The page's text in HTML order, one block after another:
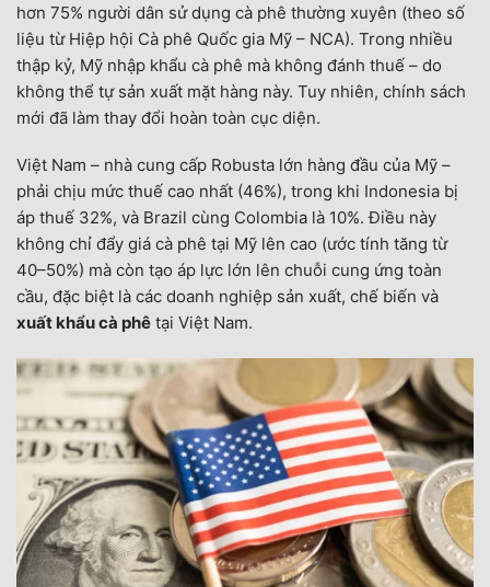
hơn 75% người dân sử dụng cà phê thường xuyên (theo số
liệu từ Hiệp hội Cà phê Quốc gia Mỹ – NCA). Trong nhiều
thập kỷ, Mỹ nhập khẩu cà phê mà không đánh thuế – do
không thể tự sản xuất mặt hàng này. Tuy nhiên, chính sách
mới đã làm thay đổi hoàn toàn cục diện.
Việt Nam – nhà cung cấp Robusta lớn hàng đầu của Mỹ –
phải chịu mức thuế cao nhất (46%), trong khi Indonesia bị
áp thuế 32%, và Brazil cùng Colombia là 10%. Điều này
không chỉ đẩy giá cà phê tại Mỹ lên cao (ước tính tăng từ
40–50%) mà còn tạo áp lực lớn lên chuỗi cung ứng toàn
cầu, đặc biệt là các doanh nghiệp sản xuất, chế biến và
xuất khẩu cà phê tại Việt Nam.